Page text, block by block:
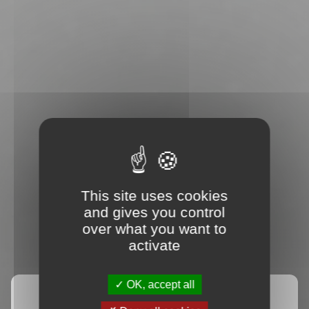
Accueil
Actualités
This site uses cookies
and gives you control
over what you want to
activate
OK, accept all